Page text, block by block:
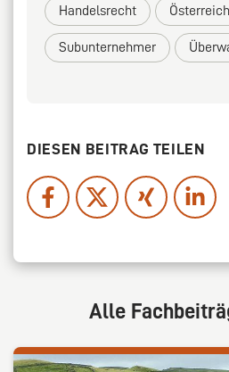
Handelsrecht Österreich
Subunternehmer
DIESEN BEITRAG TEILEN
Alle